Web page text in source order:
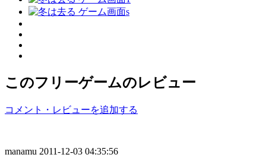
このフリーゲームのレビュー
コメント・レビューを追加する
manamu 2011-12-03 04:35:56